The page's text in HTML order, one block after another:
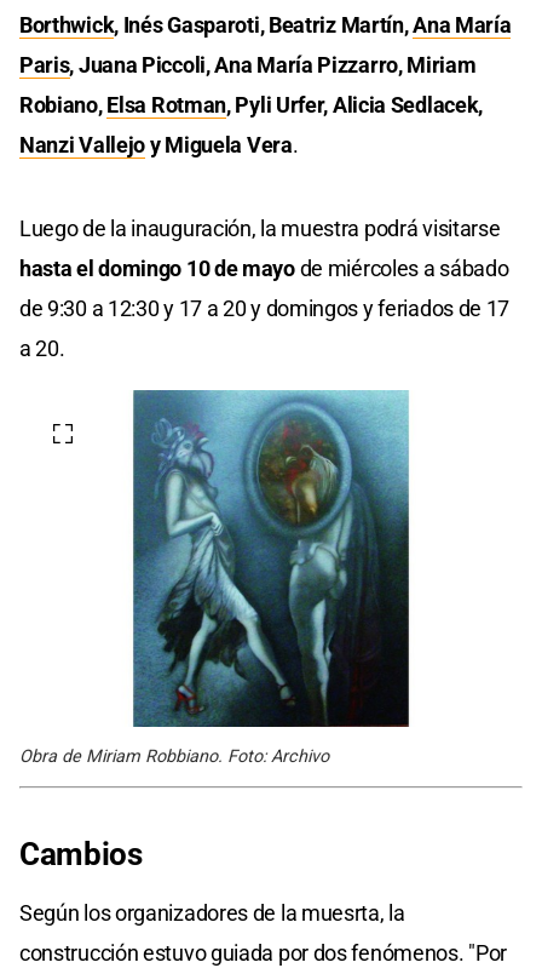
Borthwick, Inés Gasparoti, Beatriz Martín,Ana María
Paris, Juana Piccoli, Ana María Pizzarro, Miriam
Robiano,Elsa Rotman, Pyli Urfer, Alicia Sedlacek,
Nanzi Vallejoy Miguela Vera.
Luego de la inauguración, la muestra podrá visitarse
hasta el domingo 10 de mayode miércoles a sábado
de 9:30 a 12:30 y 17 a 20 y domingos y feriados de 17
a 20.
Obra de Miriam Robbiano. Foto: Archivo
Cambios
Según los organizadores de la muesrta, la
construcción estuvo guiada por dos fenómenos. "Por